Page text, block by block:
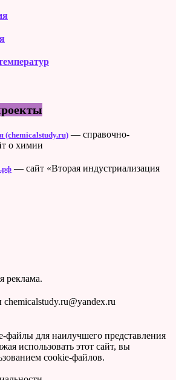
(chemicalstudy.ru) — справочно-
о химии
— сайт «Вторая индустриализация
реклама.
для наилучшего представления
использовать этот сайт, вы
cookie-файлов.